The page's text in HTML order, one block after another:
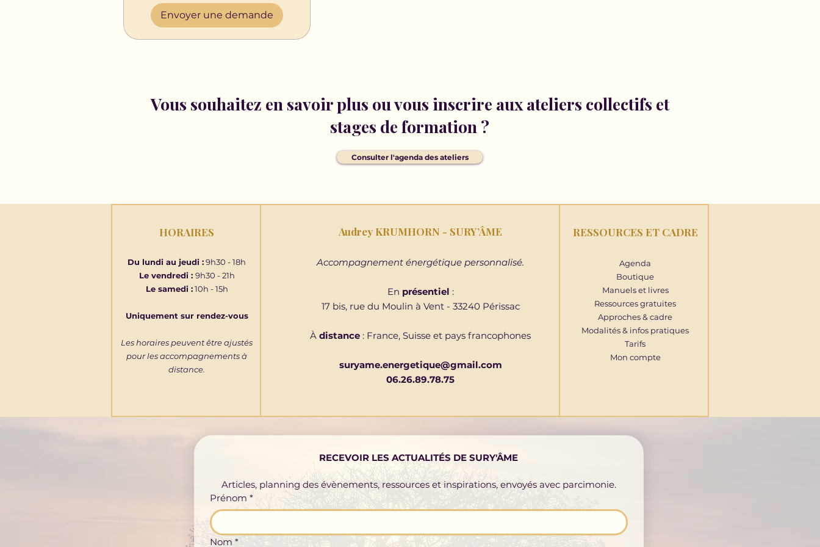
Envoyer une demande
Vous souhaitez en savoir plus ou vous inscrire aux ateliers collectifs et
stages de formation ?
Consulter l'agenda des ateliers
HORAIRES
Du lundi au jeudi :9h30 - 18h
Le vendredi : 9h30 - 21h
Le samedi :10h - 15h
Uniquement sur rendez-vous
Les horaires peuvent être ajustés
pour les accompagnements à
distance.
Audrey KRUMHORN - SURY’ÂME
Accompagnement énergétique personnalisé.
En présentiel :
17 bis, rue du Moulin à Vent - 33240 Périssac
À distance : France, Suisse et pays francophones
suryame.energetique@gmail.com
06.26.89.78.75
RESSOURCES ET CADRE
Agenda
Boutique
Manuels et livres
Ressources gratuites
Approches & cadre
Modalités & infos pratiques
Tarifs
Mon compte
RECEVOIR LES ACTUALITÉS DE SURY'ÂME
Articles, planning des évènements, ressources et inspirations, envoyés avec parcimonie.
Prénom *
Nom *